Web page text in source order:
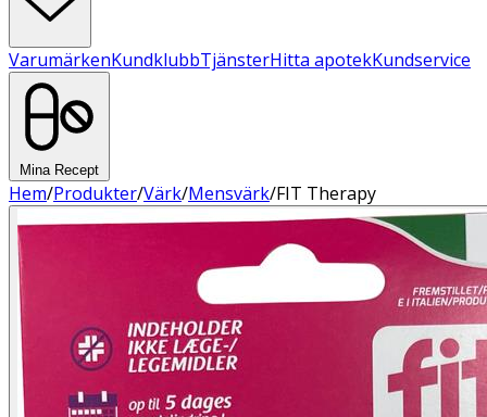
VarumärkenKundklubbTjänsterHitta apotekKundservice
Mina Recept
Hem/Produkter/Värk/Mensvärk/FIT Therapy